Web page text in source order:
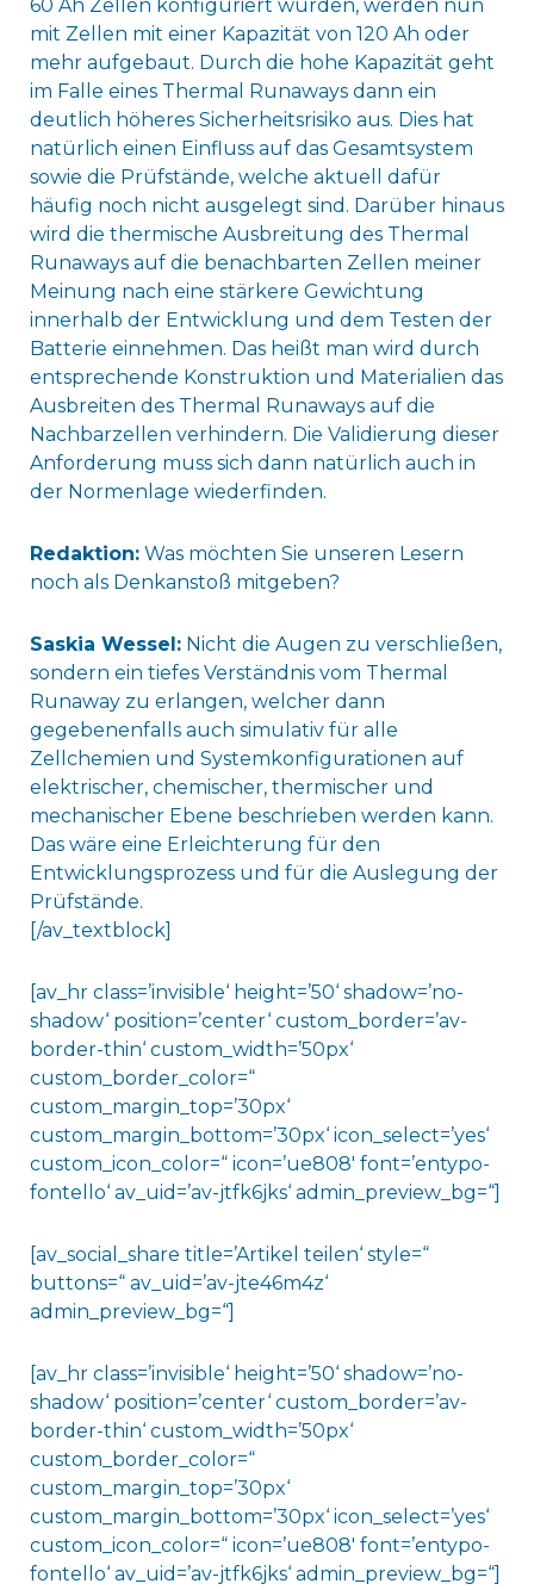
60 Ah Zellen konfiguriert wurden, werden nun
mit Zellen mit einer Kapazität von 120 Ah oder
mehr aufgebaut. Durch die hohe Kapazität geht
im Falle eines Thermal Runaways dann ein
deutlich höheres Sicherheitsrisiko aus. Dies hat
natürlich einen Einfluss auf das Gesamtsystem
sowie die Prüfstände, welche aktuell dafür
häufig noch nicht ausgelegt sind. Darüber hinaus
wird die thermische Ausbreitung des Thermal
Runaways auf die benachbarten Zellen meiner
Meinung nach eine stärkere Gewichtung
innerhalb der Entwicklung und dem Testen der
Batterie einnehmen. Das heißt man wird durch
entsprechende Konstruktion und Materialien das
Ausbreiten des Thermal Runaways auf die
Nachbarzellen verhindern. Die Validierung dieser
Anforderung muss sich dann natürlich auch in
der Normenlage wiederfinden.
Redaktion:Was möchten Sie unseren Lesern
noch als Denkanstoß mitgeben?
Saskia Wessel:Nicht die Augen zu verschließen,
sondern ein tiefes Verständnis vom Thermal
Runaway zu erlangen, welcher dann
gegebenenfalls auch simulativ für alle
Zellchemien und Systemkonfigurationen auf
elektrischer, chemischer, thermischer und
mechanischer Ebene beschrieben werden kann.
Das wäre eine Erleichterung für den
Entwicklungsprozess und für die Auslegung der
Prüfstände.
[/av_textblock]
[av_hr class=’invisible‘ height=’50‘ shadow=’no-
shadow‘ position=’center‘ custom_border=’av-
border-thin‘ custom_width=’50px‘
custom_border_color=“
custom_margin_top=’30px‘
custom_margin_bottom=’30px‘ icon_select=’yes‘
custom_icon_color=“ icon=’ue808′ font=’entypo-
fontello‘ av_uid=’av-jtfk6jks‘ admin_preview_bg=“]
[av_social_share title=’Artikel teilen‘ style=“
buttons=“ av_uid=’av-jte46m4z‘
admin_preview_bg=“]
[av_hr class=’invisible‘ height=’50‘ shadow=’no-
shadow‘ position=’center‘ custom_border=’av-
border-thin‘ custom_width=’50px‘
custom_border_color=“
custom_margin_top=’30px‘
custom_margin_bottom=’30px‘ icon_select=’yes‘
custom_icon_color=“ icon=’ue808′ font=’entypo-
fontello‘ av_uid=’av-jtfk6jks‘ admin_preview_bg=“]